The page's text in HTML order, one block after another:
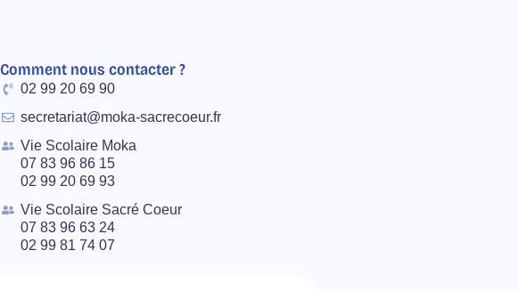
Comment nous contacter ?
02 99 20 69 90
secretariat@moka-sacrecoeur.fr
Vie Scolaire Moka
07 83 96 86 15
02 99 20 69 93
Vie Scolaire Sacré Coeur
07 83 96 63 24
02 99 81 74 07